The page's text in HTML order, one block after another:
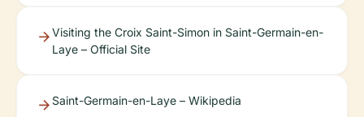
Visiting the Croix Saint-Simon in Saint-Germain-en-
Laye – Official Site
Saint-Germain-en-Laye – Wikipedia